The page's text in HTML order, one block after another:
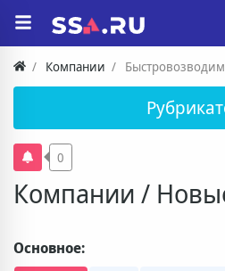
Компании
Компании /
0
Основное: